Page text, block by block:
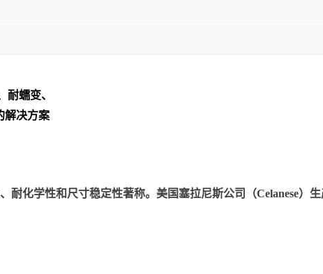
蠕变、
解决方案
化学性和尺寸稳定性著称。美国塞拉尼斯公司（Celanese）